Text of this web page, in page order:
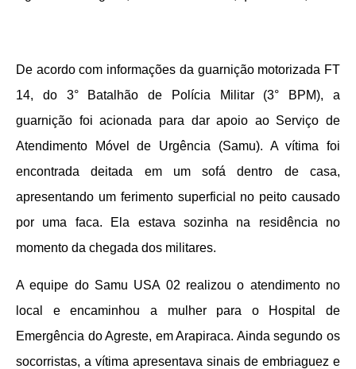
De acordo com informações da guarnição motorizada FT
14, do 3° Batalhão de Polícia Militar (3° BPM), a
guarnição foi acionada para dar apoio ao Serviço de
Atendimento Móvel de Urgência (Samu). A vítima foi
encontrada deitada em um sofá dentro de casa,
apresentando um ferimento superficial no peito causado
por uma faca. Ela estava sozinha na residência no
momento da chegada dos militares.
A equipe do Samu USA 02 realizou o atendimento no
local e encaminhou a mulher para o Hospital de
Emergência do Agreste, em Arapiraca. Ainda segundo os
socorristas, a vítima apresentava sinais de embriaguez e